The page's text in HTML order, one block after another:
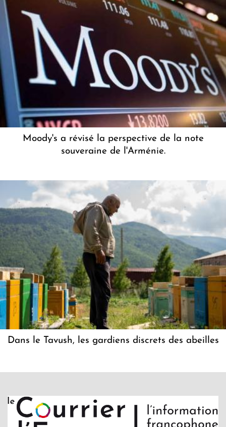
Moody's a révisé la perspective de la note
souveraine de l'Arménie.
Dans le Tavush, les gardiens discrets des abeilles